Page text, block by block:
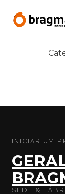
INICIAR UM
SEDE &